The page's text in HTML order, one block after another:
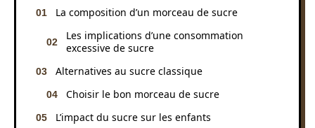
La composition d’un morceau de sucre
Les implications d’une consommation
excessive de sucre
Alternatives au sucre classique
Choisir le bon morceau de sucre
L’impact du sucre sur les enfants